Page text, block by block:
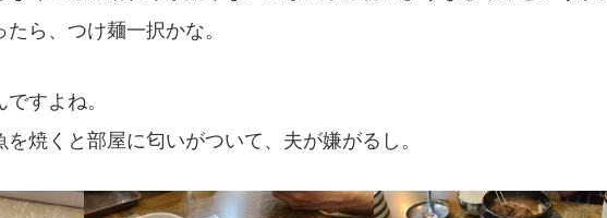
ら、つけ麺一択かな。
すよね。
焼くと部屋に匂いがついて、夫が嫌がるし。